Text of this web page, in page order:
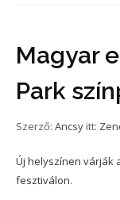
Magyar
Park
Szerző: Ancsy itt:
Új helyszínen várják
fesztiválon.